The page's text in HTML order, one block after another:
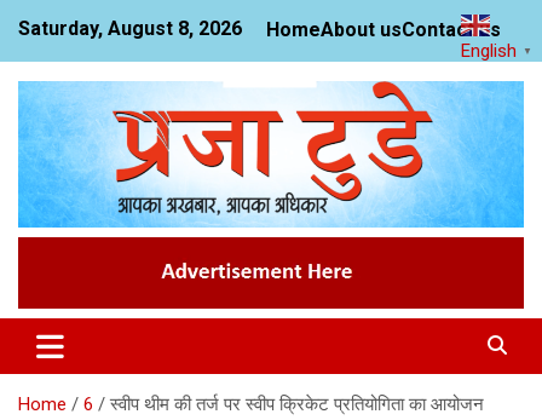
content
Saturday, August 8, 2026 HomeAbout usContact us
Praja Today
News Website
Home 6 स्वीप थीम की तर्ज पर स्वीप क्रिकेट प्रतियोगिता का आयोजन
English ▼